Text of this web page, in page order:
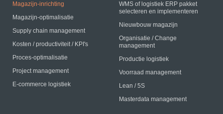
Magazijn-inrichting
Magazijn-optimalisatie
Supply chain management
Kosten / productiviteit / KPI's
Proces-optimalisatie
Project management
E-commerce logistiek
WMS of logistiek ERP pakket
selecteren en implementeren
Nieuwbouw magazijn
Organisatie / Change
management
Productie logistiek
Voorraad management
Lean / 5S
Masterdata management